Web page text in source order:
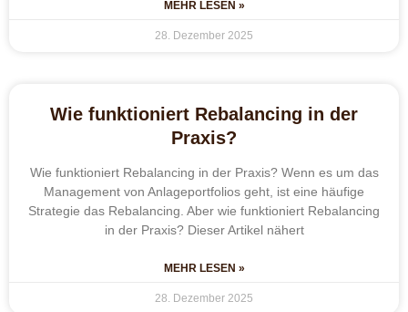
MEHR LESEN »
28. Dezember 2025
Wie funktioniert Rebalancing in der
Praxis?
Wie funktioniert Rebalancing in der Praxis? Wenn es um das
Management von Anlageportfolios geht, ist eine häufige
Strategie das Rebalancing. Aber wie funktioniert Rebalancing
in der Praxis? Dieser Artikel nähert
MEHR LESEN »
28. Dezember 2025